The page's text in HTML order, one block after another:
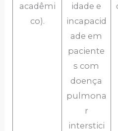
acadêmi
co).
idade e
incapacid
ade em
paciente
s com
doença
pulmona
r
interstici